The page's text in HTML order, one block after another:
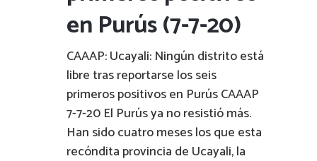
en Purús (7-7-20)
CAAAP: Ucayali: Ningún distrito está
libre tras reportarse los seis
primeros positivos en Purús CAAAP
7-7-20 El Purús ya no resistió más.
Han sido cuatro meses los que esta
recóndita provincia de Ucayali, la